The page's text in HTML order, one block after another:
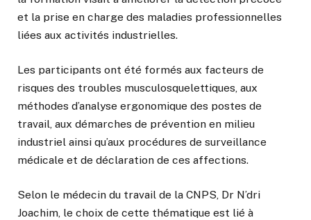
et la prise en charge des maladies professionnelles
liées aux activités industrielles.
Les participants ont été formés aux facteurs de
risques des troubles musculosquelettiques, aux
méthodes d’analyse ergonomique des postes de
travail, aux démarches de prévention en milieu
industriel ainsi qu’aux procédures de surveillance
médicale et de déclaration de ces affections.
Selon le médecin du travail de la CNPS, Dr N’dri
Joachim, le choix de cette thématique est lié à